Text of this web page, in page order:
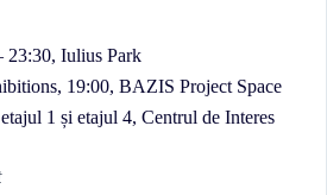
23:30, Iulius Park
19:00, BAZIS Project Space
1 și etajul 4, Centrul de Interes